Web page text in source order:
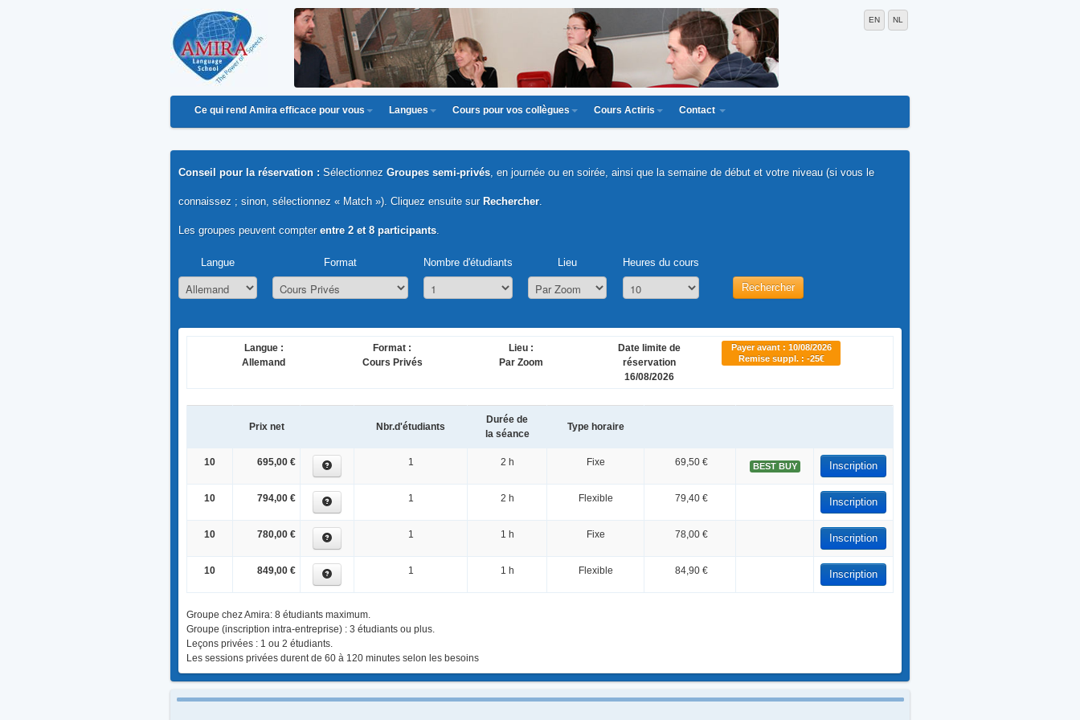
EN NL
Ce qui rend Amira efficace pour vous Langues Cours pour vos collègues Cours Actiris Contact
Conseil pour la réservation : Sélectionnez Groupes semi-privés, en journée ou en soirée, ainsi que la semaine de début et votre niveau (si vous le
connaissez ; sinon, sélectionnez « Match »). Cliquez ensuite sur Rechercher.
Les groupes peuvent compter entre 2 et 8 participants.
Langue Format Nombre d'étudiants Lieu Heures du cours
Rechercher
Langue :
Allemand
Format :
Cours Privés
Lieu :
Par Zoom
Date limite de
réservation
16/08/2026
Payer avant : 10/08/2026
Remise suppl. : -25€
Prix net Nbr.d'étudiants
Durée de
la séance
Type horaire
10 695,00 € 1 2 h Fixe 69,50 € BEST BUY Inscription
10 794,00 € 1 2 h Flexible 79,40 € Inscription
10 780,00 € 1 1 h Fixe 78,00 € Inscription
10 849,00 € 1 1 h Flexible 84,90 € Inscription
Groupe chez Amira: 8 étudiants maximum.
Groupe (inscription intra-entreprise) : 3 étudiants ou plus.
Leçons privées : 1 ou 2 étudiants.
Les sessions privées durent de 60 à 120 minutes selon les besoins